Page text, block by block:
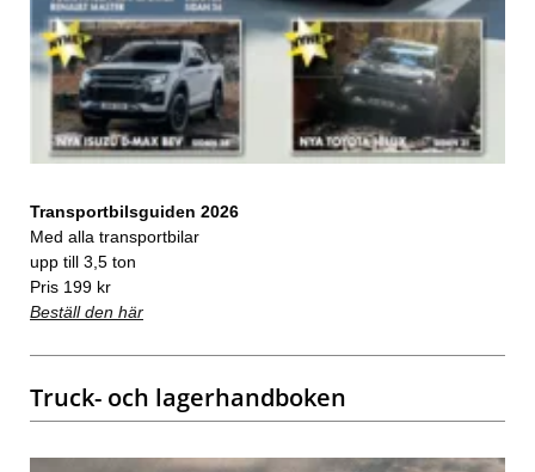
Transportbilsguiden 2026
Med alla transportbilar
upp till 3,5 ton
Pris 199 kr
Beställ den här
Truck- och lagerhandboken